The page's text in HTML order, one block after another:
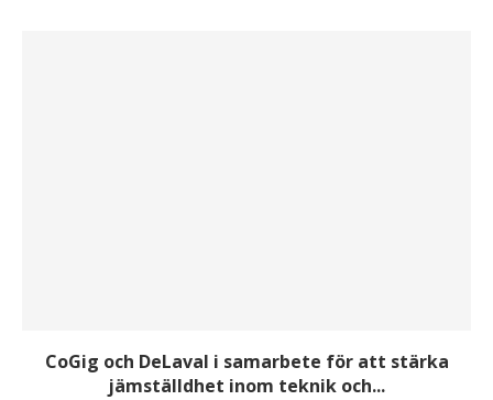
CoGig och DeLaval i samarbete för att stärka
jämställdhet inom teknik och...